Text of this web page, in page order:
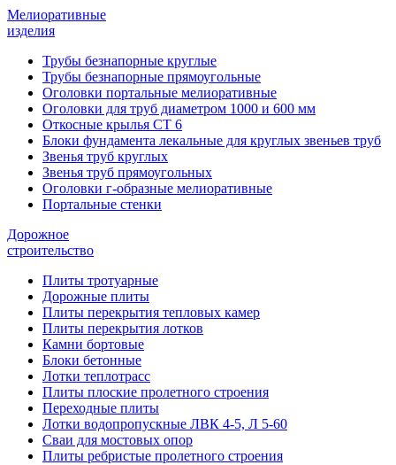
Мелиоративные
изделия
Трубы безнапорные круглые
Трубы безнапорные прямоугольные
Оголовки портальные мелиоративные
Оголовки для труб диаметром 1000 и 600 мм
Откосные крылья СТ 6
Блоки фундамента лекальные для круглых звеньев труб
Звенья труб круглых
Звенья труб прямоугольных
Оголовки г-образные мелиоративные
Портальные стенки
Дорожное
строительство
Плиты тротуарные
Дорожные плиты
Плиты перекрытия тепловых камер
Плиты перекрытия лотков
Камни бортовые
Блоки бетонные
Лотки теплотрасс
Плиты плоские пролетного строения
Переходные плиты
Лотки водопропускные ЛВК 4-5, Л 5-60
Сваи для мостовых опор
Плиты ребристые пролетного строения